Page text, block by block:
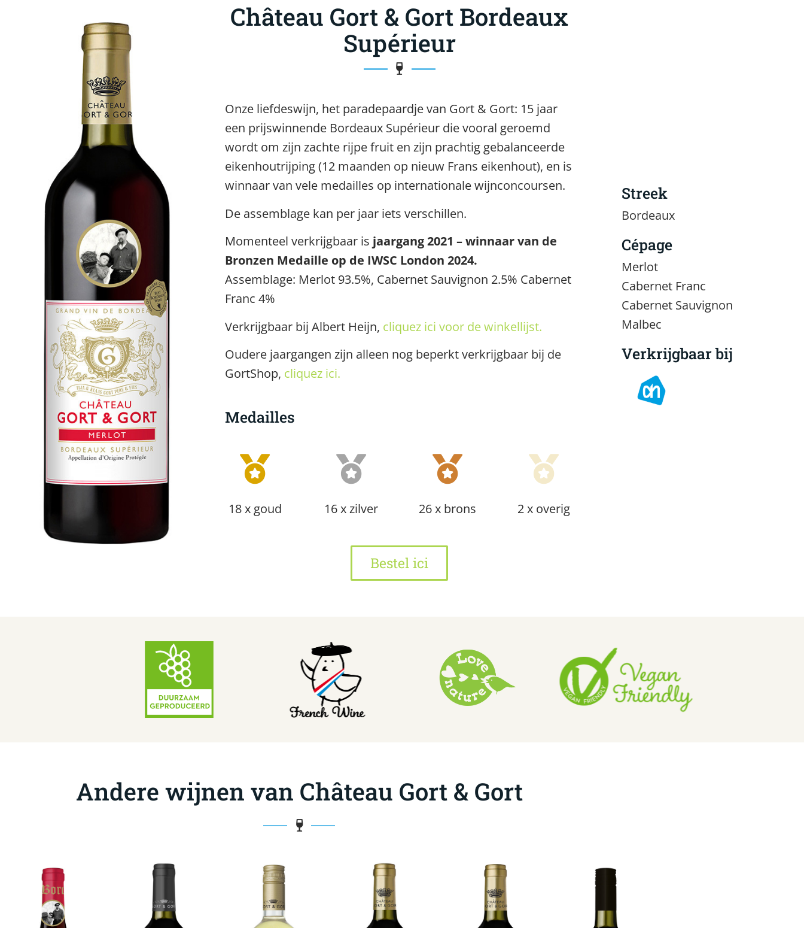
Château Gort & Gort Bordeaux
Supérieur
Onze liefdeswijn, het paradepaardje van Gort & Gort: 15 jaar
een prijswinnende Bordeaux Supérieur die vooral geroemd
wordt om zijn zachte rijpe fruit en zijn prachtig gebalanceerde
eikenhoutrijping (12 maanden op nieuw Frans eikenhout), en is
winnaar van vele medailles op internationale wijnconcoursen.
De assemblage kan per jaar iets verschillen.
Momenteel verkrijgbaar is jaargang 2021 – winnaar van de
Bronzen Medaille op de IWSC London 2024.
Assemblage: Merlot 93.5%, Cabernet Sauvignon 2.5% Cabernet
Franc 4%
Verkrijgbaar bij Albert Heijn, cliquez ici voor de winkellijst.
Oudere jaargangen zijn alleen nog beperkt verkrijgbaar bij de
GortShop, cliquez ici.
Medailles
18 x goud 16 x zilver 26 x brons 2 x overig
Bestel ici
Streek
Bordeaux
Cépage
Merlot
Cabernet Franc
Cabernet Sauvignon
Malbec
Verkrijgbaar bij
Andere wijnen van Château Gort & Gort